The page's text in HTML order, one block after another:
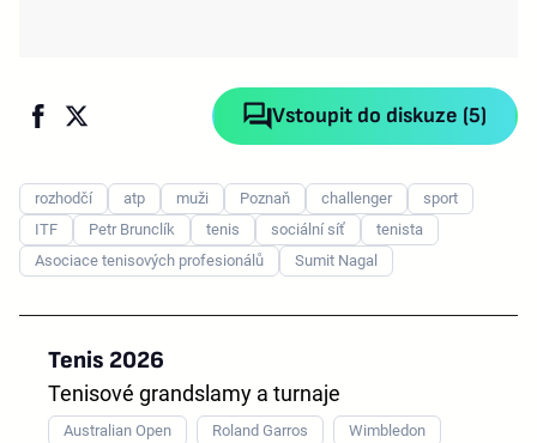
Vstoupit do diskuze (5)
rozhodčí atp muži Poznaň challenger
sport
ITF
Petr Brunclík tenis sociální síť
tenista
Asociace tenisových profesionálů
Sumit Nagal
Tenis 2026
Tenisové grandslamy a turnaje
Australian Open Roland Garros Wimbledon